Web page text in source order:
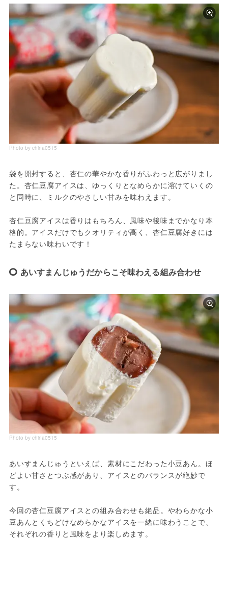
Photo by china0515
袋を開封すると、杏仁の華やかな香りがふわっと広がりまし
た。杏仁豆腐アイスは、ゆっくりとなめらかに溶けていくの
と同時に、ミルクのやさしい甘みを味わえます。
杏仁豆腐アイスは香りはもちろん、風味や後味までかなり本
格的。アイスだけでもクオリティが高く、杏仁豆腐好きには
たまらない味わいです！
あいすまんじゅうだからこそ味わえる組み合わせ
Photo by china0515
あいすまんじゅうといえば、素材にこだわった小豆あん。ほ
どよい甘さとつぶ感があり、アイスとのバランスが絶妙で
す。
今回の杏仁豆腐アイスとの組み合わせも絶品。やわらかな小
豆あんとくちどけなめらかなアイスを一緒に味わうことで、
それぞれの香りと風味をより楽しめます。